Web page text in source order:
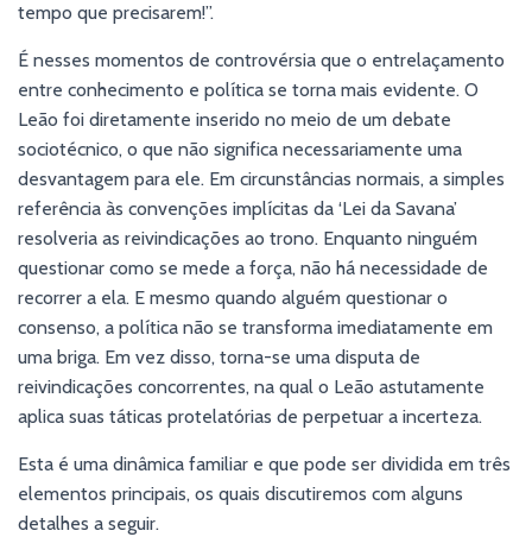
tempo que precisarem!”.
É nesses momentos de controvérsia que o entrelaçamento
entre conhecimento e política se torna mais evidente. O
Leão foi diretamente inserido no meio de um debate
sociotécnico, o que não significa necessariamente uma
desvantagem para ele. Em circunstâncias normais, a simples
referência às convenções implícitas da ‘Lei da Savana’
resolveria as reivindicações ao trono. Enquanto ninguém
questionar como se mede a força, não há necessidade de
recorrer a ela. E mesmo quando alguém questionar o
consenso, a política não se transforma imediatamente em
uma briga. Em vez disso, torna-se uma disputa de
reivindicações concorrentes, na qual o Leão astutamente
aplica suas táticas protelatórias de perpetuar a incerteza.
Esta é uma dinâmica familiar e que pode ser dividida em três
elementos principais, os quais discutiremos com alguns
detalhes a seguir.